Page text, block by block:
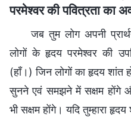
परमेश्वर की पवित्रता का
जब तुम लोग अपनी
लोगों के हृदय परमेश्वर की
(हाँ।) जिन लोगों का हृदय
सुनने एवं समझने में सक्षम होंगे
भी सक्षम होंगे। यदि तुम्हारा हृदय